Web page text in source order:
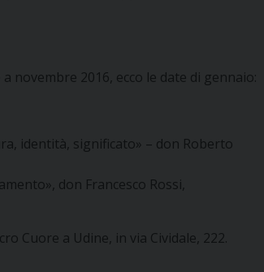
novembre 2016, ecco le date di gennaio:
identità, significato» – don Roberto
don Francesco Rossi,
Cuore a Udine, in via Cividale, 222.